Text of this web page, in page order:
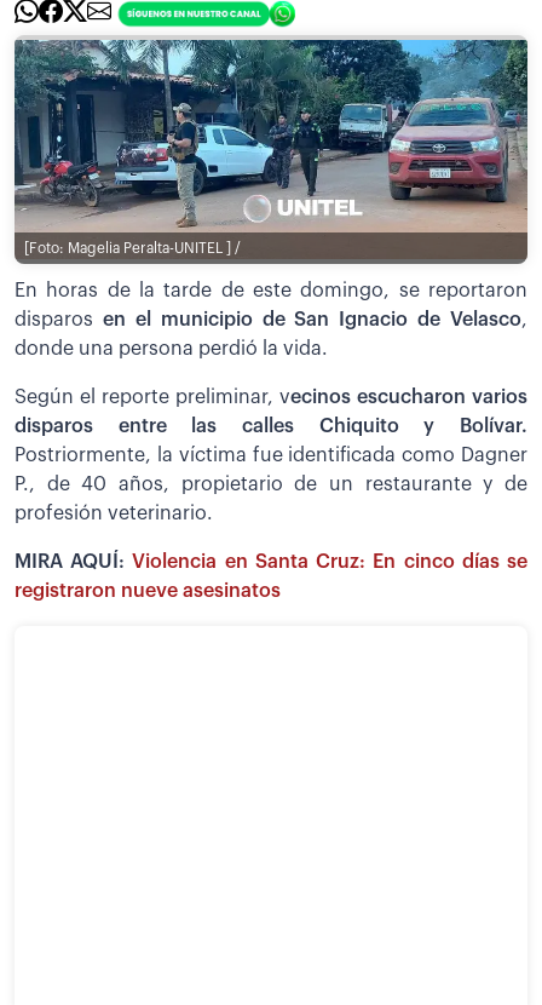
[Foto: Magelia Peralta-UNITEL ] /
En horas de la tarde de este domingo, se reportaron
disparos en el municipio de San Ignacio de Velasco,
donde una persona perdió la vida.
Según el reporte preliminar, vecinos escucharon varios
disparos entre las calles Chiquito y Bolívar.
Postriormente, la víctima fue identificada como Dagner
P., de 40 años, propietario de un restaurante y de
profesión veterinario.
MIRA AQUÍ:Violencia en Santa Cruz: En cinco días se
registraron nueve asesinatos